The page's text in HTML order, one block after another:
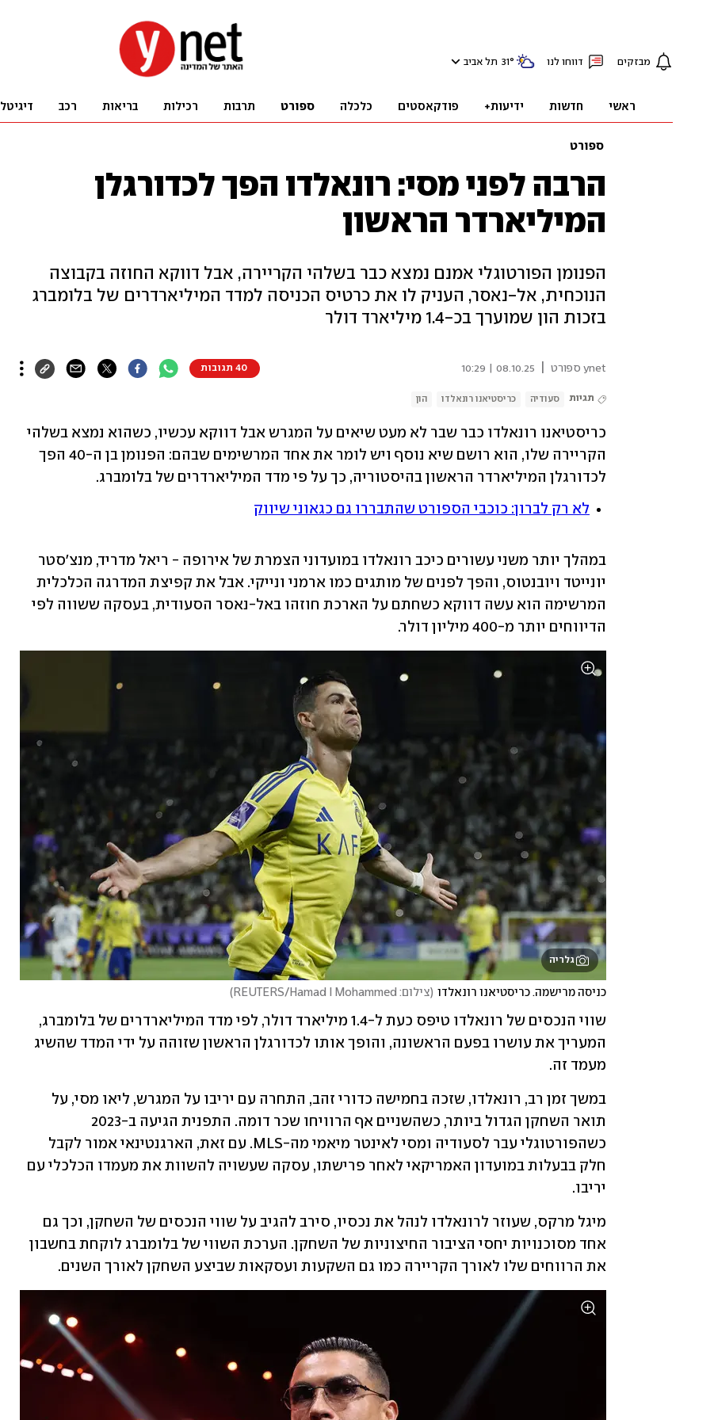
מבזקים דווחו לנו 31° תל אביב
ראשי חדשות ידיעות+ פודקאסטים כלכלה ספורט תרבות רכילות בריאות רכב דיגיטל
ספורט
הרבה לפני מסי: רונאלדו הפך לכדורגלן
המיליארדר הראשון
הפנומן הפורטוגלי אמנם נמצא כבר בשלהי הקריירה, אבל דווקא החוזה בקבוצה
הנוכחית, אל-נאסר, העניק לו את כרטיס הכניסה למדד המיליארדרים של בלומברג
בזכות הון שמוערך בכ-1.4 מיליארד דולר
ynet ספורט 08.10.25 | 10:29 40 תגובות
תגיות סעודיה כריסטיאנו רונאלדו הון
לכדורגלן המיליארדר הראשון בהיסטוריה, כך על פי מדד המיליארדרים של בלומברג.
לא רק לברון: כוכבי הספורט שהתבררו גם כגאוני שיווק
הדיווחים יותר מ-400 מיליון דולר.
גלריה
כניסה מרישמה. כריסטיאנו רונאלדו (צילום: REUTERS/Hamad I Mohammed )
מעמד זה.
יריבו.
את הרווחים שלו לאורך הקריירה כמו גם השקעות ועסקאות שביצע השחקן לאורך השנים.